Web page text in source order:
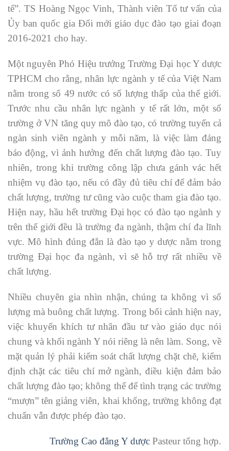
tế”. TS Hoàng Ngọc Vinh, Thành viên Tổ tư vấn của
Ủy ban quốc gia Đổi mới giáo dục đào tạo giai đoạn
2016-2021 cho hay.
Một nguyên Phó Hiệu trưởng Trường Đại học Y dược
TPHCM cho rằng, nhân lực ngành y tế của Việt Nam
nằm trong số 49 nước có số lượng thấp của thế giới.
Trước nhu cầu nhân lực ngành y tế rất lớn, một số
trường ở VN tăng quy mô đào tạo, có trường tuyển cả
ngàn sinh viên ngành y mỗi năm, là việc làm đáng
báo động, vì ảnh hưởng đến chất lượng đào tạo. Tuy
nhiên, trong khi trường công lập chưa gánh vác hết
nhiệm vụ đào tạo, nếu có đầy đủ tiêu chí để đảm bảo
chất lượng, trường tư cũng vào cuộc tham gia đào tạo.
Hiện nay, hầu hết trường Đại học có đào tạo ngành y
trên thế giới đều là trường đa ngành, thậm chí đa lĩnh
vực. Mô hình đúng đắn là đào tạo y dược nằm trong
trường Đại học đa ngành, vì sẽ hỗ trợ rất nhiều về
chất lượng.
Nhiều chuyên gia nhìn nhận, chúng ta không vì số
lượng mà buông chất lượng. Trong bối cảnh hiện nay,
việc khuyến khích tư nhân đầu tư vào giáo dục nói
chung và khối ngành Y nói riêng là nên làm. Song, về
mặt quản lý phải kiểm soát chất lượng chặt chẽ, kiểm
định chặt các tiêu chí mở ngành, điều kiện đảm bảo
chất lượng đào tạo; không thể để tình trạng các trường
“mượn” tên giảng viên, khai khống, trường không đạt
chuẩn vẫn được phép đào tạo.
Trường Cao đẳng Y dược Pasteur tổng hợp.